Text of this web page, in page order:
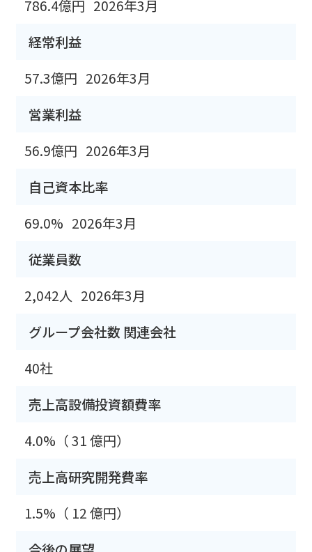
786.4億円 2026年3月
経常利益
57.3億円 2026年3月
営業利益
56.9億円 2026年3月
自己資本比率
69.0% 2026年3月
従業員数
2,042人 2026年3月
グループ会社数 関連会社
40社
売上高設備投資額費率
4.0% （ 31 億円）
売上高研究開発費率
1.5% （ 12 億円）